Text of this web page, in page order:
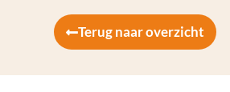
Terug naar overzicht